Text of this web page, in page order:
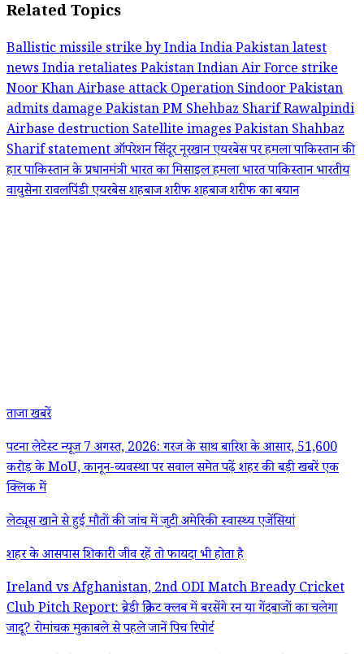
Related Topics
Ballistic missile strike by IndiaIndia Pakistan latest
newsIndia retaliates PakistanIndian Air Force strike
Noor Khan Airbase attackOperation SindoorPakistan
admits damagePakistan PM Shehbaz SharifRawalpindi
Airbase destructionSatellite images PakistanShahbaz
Sharif statementऑपरेशन सिंदूरनूरखान एयरबेस पर हमलापाकिस्तान की
हारपाकिस्तान के प्रधानमंत्रीभारत का मिसाइल हमलाभारत पाकिस्‍तानभारतीय
वायुसेनारावलपिंडी एयरबेसशहबाज शरीफशहबाज शरीफ का बयान
ताजा खबरें
पटना लेटेस्ट न्यूज 7 अगस्त, 2026: गरज के साथ बारिश के आसार, 51,600
करोड़ के MoU, कानून-व्यवस्था पर सवाल समेत पढ़ें शहर की बड़ी खबरें एक
क्लिक में
लेट्यूस खाने से हुई मौतों की जांच में जुटी अमेरिकी स्वास्थ्य एजेंसियां
शहर के आसपास शिकारी जीव रहें तो फायदा भी होता है
Ireland vs Afghanistan, 2nd ODI Match Bready Cricket
Club Pitch Report: ब्रेडी क्रिकेट क्लब में बरसेंगे रन या गेंदबाजों का चलेगा
जादू? रोमांचक मुकाबले से पहले जानें पिच रिपोर्ट